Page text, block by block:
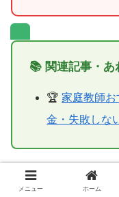
📚 関連記事・あ
🏆家庭教師
金・失敗しな
メニュー ホーム